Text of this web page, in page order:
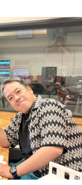
手軽に来られますも
たのですが？
一期間が長いお祭り
ですか？
までの11日間あるん
る方には！
ウィークまで、笑い
そして“サンキュ
ズ』は平日11時30分
ー昼ズ」
日（金）11時30分～
懸念もあるが……
、どんどん支持率が
ラマキをして甘い
いって発想しかな
と言うと、高市さん